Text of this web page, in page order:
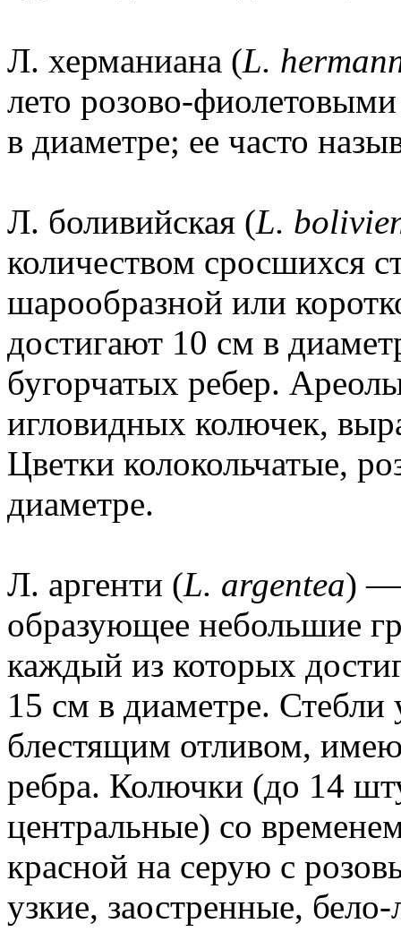
Л. херманиана (L.
лето розово-
в диаметре; ее часто
Л. боливийская (L.
количеством сросшихся
шарообразной или
достигают 10 см в
бугорчатых ребер.
игловидных колючек,
Цветки колокольчатые,
диаметре.
Л. аргенти (L. argentea) —
образующее небольшие
каждый из которых
15 см в диаметре. Стебли
блестящим отливом,
ребра. Колючки (до 14
центральные) со
красной на серую с
узкие, заостренные,